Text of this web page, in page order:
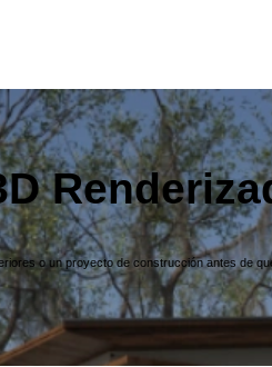
o un proyecto de construcción antes de